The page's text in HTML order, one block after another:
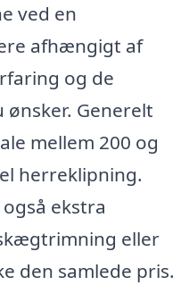
ved en
afhængigt af
og de
ønsker. Generelt
mellem 200 og
herreklipning.
ekstra
eller
den samlede pris.